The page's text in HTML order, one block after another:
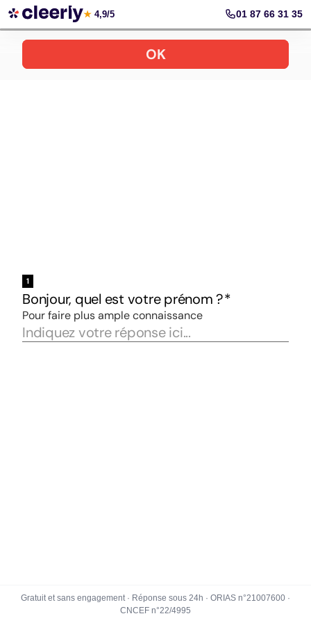
Votre simulation gratuite et personnalisée
★ 4,9/5 01 87 66 31 35
Gratuit et sans engagement · Réponse sous 24h · ORIAS n°21007600 ·
CNCEF n°22/4995